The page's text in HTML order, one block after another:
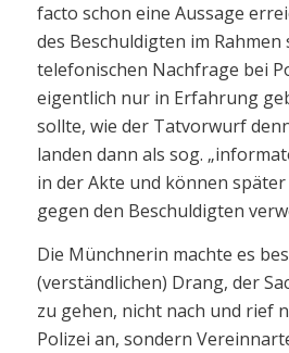
facto schon eine Aussage
des Beschuldigten im Rahmen
telefonischen Nachfrage bei
eigentlich nur in Erfahrung
sollte, wie der Tatvorwurf
landen dann als sog.
in der Akte und können
gegen den Beschuldigten
Die Münchnerin machte es
(verständlichen) Drang, der
zu gehen, nicht nach und rief
Polizei an, sondern